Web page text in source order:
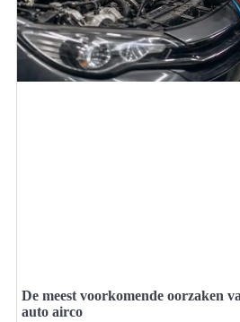
De meest voorkomende oorzaken
auto airco